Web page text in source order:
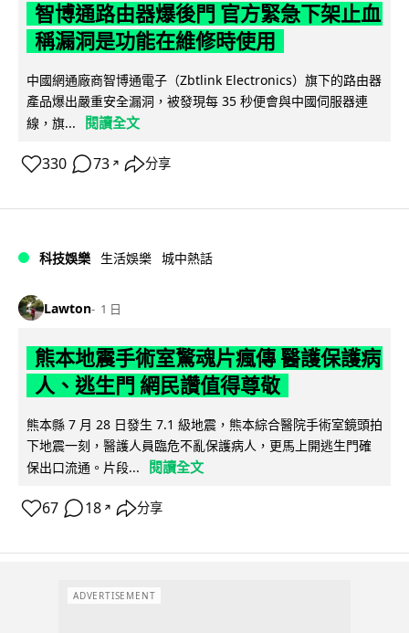
智博通路由器爆後門 官方緊急下架止血
稱漏洞是功能在維修時使用
中國網通廠商智博通電子（Zbtlink Electronics）旗下的路由器
產品爆出嚴重安全漏洞，被發現每 35 秒便會與中國伺服器連
線，旗...
閱讀全文
330 73 ↗ 分享
科技娛樂 生活娛樂 城中熱話
Lawton 1 日
熊本地震手術室驚魂片瘋傳 醫護保護病
人、逃生門 網民讚值得尊敬
熊本縣 7 月 28 日發生 7.1 級地震，熊本綜合醫院手術室鏡頭拍
下地震一刻，醫護人員臨危不亂保護病人，更馬上開逃生門確
保出口流通。片段...
閱讀全文
67 18 ↗ 分享
ADVERTISEMENT